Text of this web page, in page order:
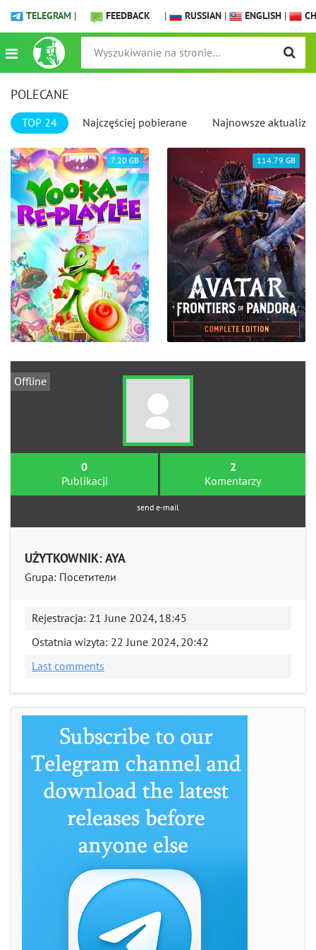
TELEGRAM | FEEDBACK | RUSSIAN | ENGLISH |
POLECANE
TOP 24 Najczęściej pobierane Najnowsze
7.20 GB 114.79 GB
Offline
0
Publikacji
2
Komentarzy
send e-mail
UŻYTKOWNIK: AYA
Grupa: Посетители
Rejestracja: 21 June 2024, 18:45
Ostatnia wizyta: 22 June 2024, 20:42
Last comments